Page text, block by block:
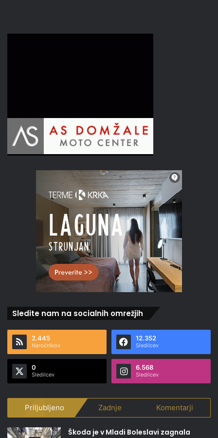
Sledite nam na socialnih omrežjih
2.445
Naročnikov
12.352
Sledilcev
0
Sledilcev
6.568
Sledilcev
Priljubljeno Zadnje Komentarji
Škoda je v Mladi Boleslavi zagnala